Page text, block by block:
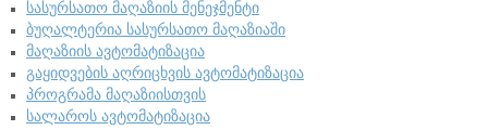
სასურსათო მაღაზიის მენეჯმენტი
ბუღალტერია სასურსათო მაღაზიაში
მაღაზიის ავტომატიზაცია
გაყიდვების აღრიცხვის ავტომატიზაცია
პროგრამა მაღაზიისთვის
სალაროს ავტომატიზაცია